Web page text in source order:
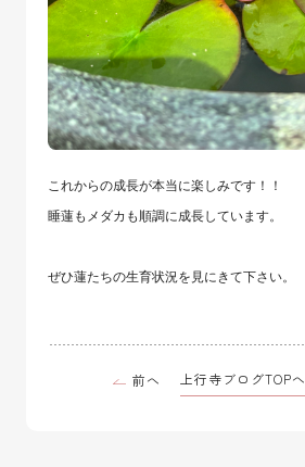
これからの成長が本当に楽しみです！！
睡蓮もメダカも順調に成長しています。
ぜひ蓮たちの生育状況を見にきて下さい。
前へ 上行寺ブログTOPへ